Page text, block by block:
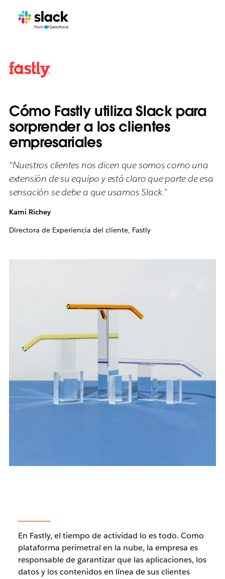
Cómo Fastly utiliza Slack para
sorprender a los clientes
empresariales
“Nuestros clientes nos dicen que somos como una
extensión de su equipo y está claro que parte de esa
sensación se debe a que usamos Slack.”
Kami Richey
Directora de Experiencia del cliente, Fastly
En Fastly, el tiempo de actividad lo es todo. Como
plataforma perimetral en la nube, la empresa es
responsable de garantizar que las aplicaciones, los
datos y los contenidos en línea de sus clientes